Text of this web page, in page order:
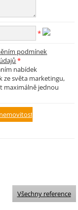
*
podmínek
*
nabídek
ze světa marketingu,
maximálně jednou
Všechny reference